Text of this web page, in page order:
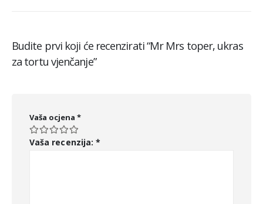
Budite prvi koji će recenzirati “Mr Mrs toper, ukras
za tortu vjenčanje”
Vaša ocjena *
Vaša recenzija:*